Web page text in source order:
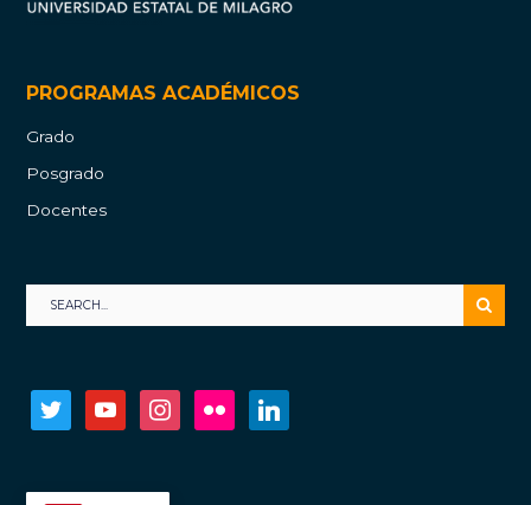
PROGRAMAS ACADÉMICOS
Grado
Posgrado
Docentes
twitter youtube instagramflickr